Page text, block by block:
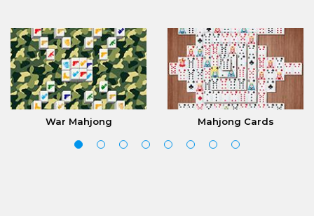
War Mahjong Mahjong Cards